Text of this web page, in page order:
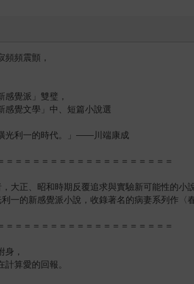
頻震顫，
覺派」雙璧，
覺文學」中、短篇小說選
光利一的時代。」——川端康成
＝＝＝＝＝＝＝＝＝＝＝＝＝＝＝＝＝＝＝
大正、昭和時期反覆追求與實驗新可能性的小
一的新感覺派小說，收錄著名的病妻系列作〈
＝＝＝＝＝＝＝＝＝＝＝＝＝＝＝＝＝＝＝
，
算愛的回報。